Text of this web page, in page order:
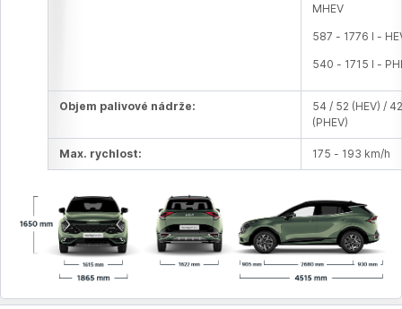
MHEV
587 - 1776 l -
540 - 1715 l -
Objem palivové nádrže:
54 / 52 (HEV) / 42
(PHEV)
Max. rychlost: 175 - 193 km/h